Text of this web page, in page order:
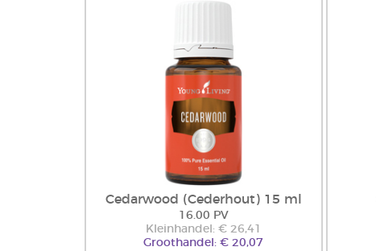
Cedarwood (Cederhout) 15 ml
16.00 PV
Kleinhandel: € 26,41
Groothandel: € 20,07